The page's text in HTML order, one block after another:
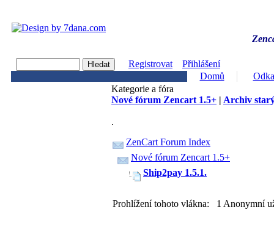
Registrovat
Přihlášení
Domů
Kategorie a fóra
Nové fórum Zencart 1.5+ | Archiv
.
ZenCart Forum Index
Nové fórum Zencart 1.5+
Ship2pay 1.5.1.
Prohlížení tohoto vlákna: 1 Anonymní